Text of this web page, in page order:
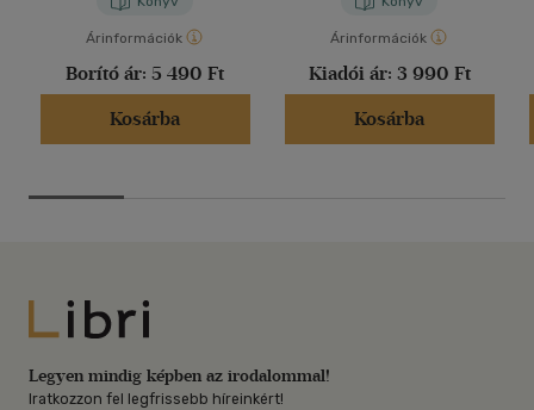
Árinformációk
Borító ár: 5 490 Ft
Kosárba
Árinformációk
Kiadói ár: 3 990 Ft
Kosárba
Libri
Legyen mindig képben az irodalommal!
Iratkozzon fel legfrissebb híreinkért!